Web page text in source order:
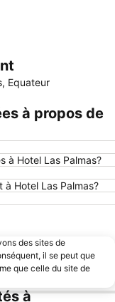
Equateur
à propos de
à Hotel Las Palmas?
Hotel Las Palmas?
des sites de
il se peut que
que celle du site de
à